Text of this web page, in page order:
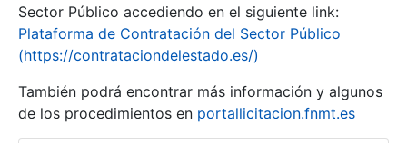
Sector Público accediendo en el siguiente link:
Plataforma de Contratación del Sector Público
(https://contrataciondelestado.es/)
También podrá encontrar más información y algunos
de los procedimientos en portallicitacion.fnmt.es